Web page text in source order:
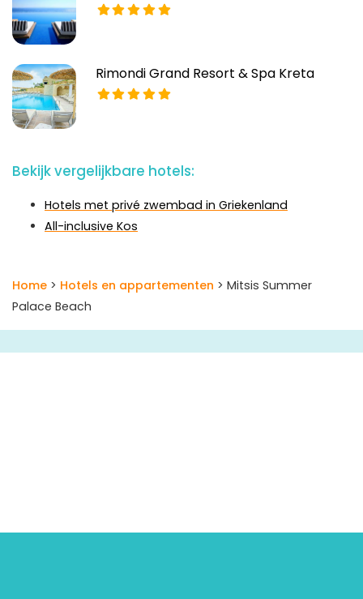
Rimondi Grand Resort & Spa Kreta
Bekijk vergelijkbare hotels:
Hotels met privé zwembad in Griekenland
All-inclusive Kos
Home > Hotels en appartementen > Mitsis Summer
Palace Beach